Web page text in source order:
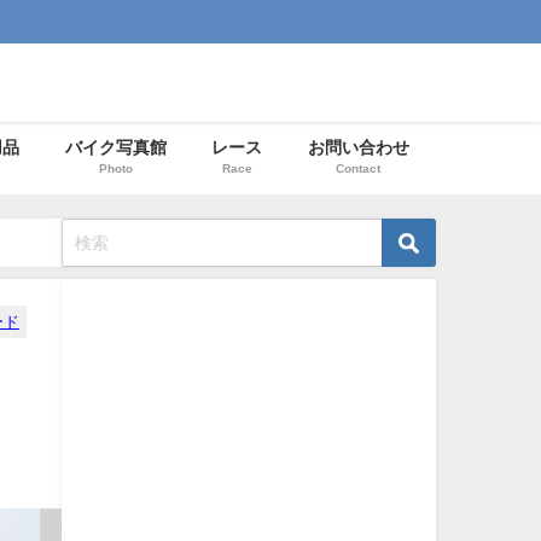
バイク写真館
Photo
レース
Race
お問い合わせ
Contact
ド